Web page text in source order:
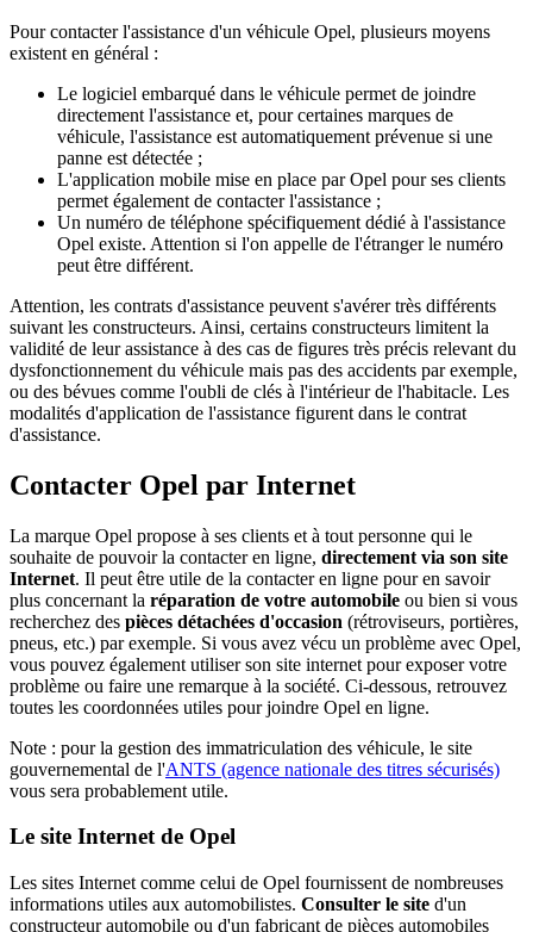
Pour contacter l'assistance d'un véhicule Opel, plusieurs moyens
existent en général :
Le logiciel embarqué dans le véhicule permet de joindre
directement l'assistance et, pour certaines marques de
véhicule, l'assistance est automatiquement prévenue si une
panne est détectée ;
L'application mobile mise en place par Opel pour ses clients
permet également de contacter l'assistance ;
Un numéro de téléphone spécifiquement dédié à l'assistance
Opel existe. Attention si l'on appelle de l'étranger le numéro
peut être différent.
Attention, les contrats d'assistance peuvent s'avérer très différents
suivant les constructeurs. Ainsi, certains constructeurs limitent la
validité de leur assistance à des cas de figures très précis relevant du
dysfonctionnement du véhicule mais pas des accidents par exemple,
ou des bévues comme l'oubli de clés à l'intérieur de l'habitacle. Les
modalités d'application de l'assistance figurent dans le contrat
d'assistance.
Contacter Opel par Internet
La marque Opel propose à ses clients et à tout personne qui le
souhaite de pouvoir la contacter en ligne, directement via son site
Internet. Il peut être utile de la contacter en ligne pour en savoir
plus concernant la réparation de votre automobile ou bien si vous
recherchez des pièces détachées d'occasion (rétroviseurs, portières,
pneus, etc.) par exemple. Si vous avez vécu un problème avec Opel,
vous pouvez également utiliser son site internet pour exposer votre
problème ou faire une remarque à la société. Ci-dessous, retrouvez
toutes les coordonnées utiles pour joindre Opel en ligne.
Note : pour la gestion des immatriculation des véhicule, le site
gouvernemental de l'ANTS (agence nationale des titres sécurisés)
vous sera probablement utile.
Le site Internet de Opel
Les sites Internet comme celui de Opel fournissent de nombreuses
informations utiles aux automobilistes. Consulter le site d'un
constructeur automobile ou d'un fabricant de pièces automobiles